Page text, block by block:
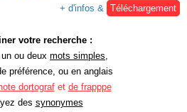
+ d'infos & Téléchargement
votre recherche :
ou deux mots simples,
préférence, ou en anglais
dortografet de frapppe
des synonymes